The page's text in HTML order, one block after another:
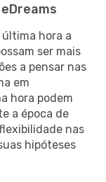
hora a
ser mais
a pensar nas
em
hora podem
a época de
nas
hipóteses